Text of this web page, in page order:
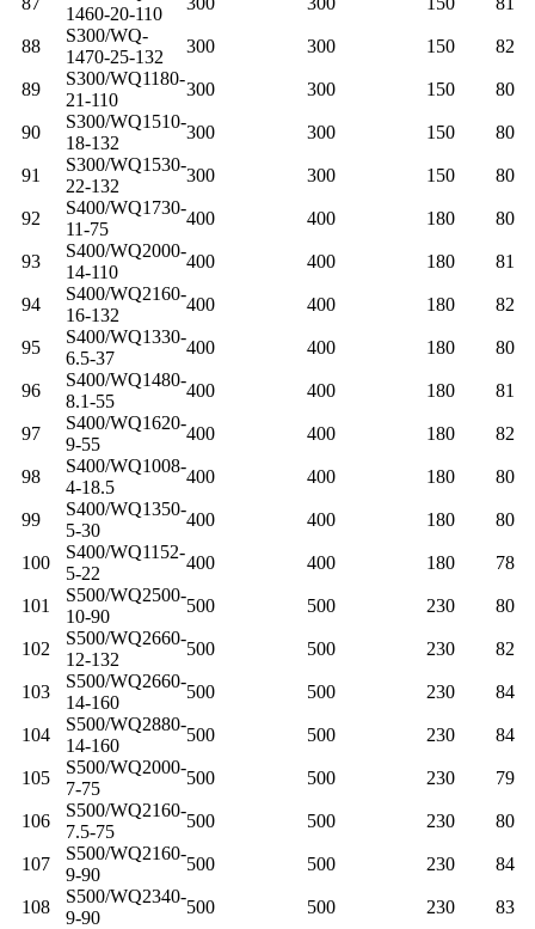
1460-20-110
88
S300/WQ-
1470-25-132
300 300 150 82
89
S300/WQ1180-
21-110
300 300 150 80
90
S300/WQ1510-
18-132
300 300 150 80
91
S300/WQ1530-
22-132
300 300 150 80
92
S400/WQ1730-
11-75
400 400 180 80
93
S400/WQ2000-
14-110
400 400 180 81
94
S400/WQ2160-
16-132
400 400 180 82
95
S400/WQ1330-
6.5-37
400 400 180 80
96
S400/WQ1480-
8.1-55
400 400 180 81
97
S400/WQ1620-
9-55
400 400 180 82
98
S400/WQ1008-
4-18.5
400 400 180 80
99
S400/WQ1350-
5-30
400 400 180 80
100
S400/WQ1152-
5-22
400 400 180 78
101
S500/WQ2500-
10-90
500 500 230 80
102
S500/WQ2660-
12-132
500 500 230 82
103
S500/WQ2660-
14-160
500 500 230 84
104
S500/WQ2880-
14-160
500 500 230 84
105
S500/WQ2000-
7-75
500 500 230 79
106
S500/WQ2160-
7.5-75
500 500 230 80
107
S500/WQ2160-
9-90
500 500 230 84
108
S500/WQ2340-
9-90
500 500 230 83